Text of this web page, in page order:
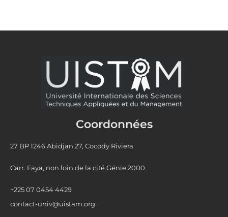
Coordonnées
27 BP 1246 Abidjan 27, Cocody Riviera
Carr. Faya, non loin de la cité Génie 2000.
+225 07 0454 4429
contact-univ@uistam.org